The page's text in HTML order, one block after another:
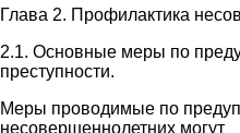
Глава 2. Профилактика
2.1. Основные меры по
преступности.
Меры проводимые по
несовершеннолетних могут